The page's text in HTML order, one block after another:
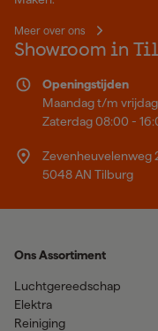
Meer over ons
Showroom in
Openingstijden
Maandag t/m
Zaterdag 08:00 -
Zevenheuvelenweg
5048 AN Tilburg
Ons Assortiment
Luchtgereedschap
Elektra
Reiniging